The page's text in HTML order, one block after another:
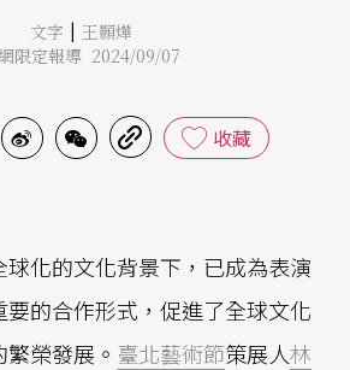
文字 | 王顥燁
限定報導 2024/09/07
收藏
球化的文化背景下，已成為表演
的合作形式，促進了全球文化
榮發展。 臺北藝術節策展人林